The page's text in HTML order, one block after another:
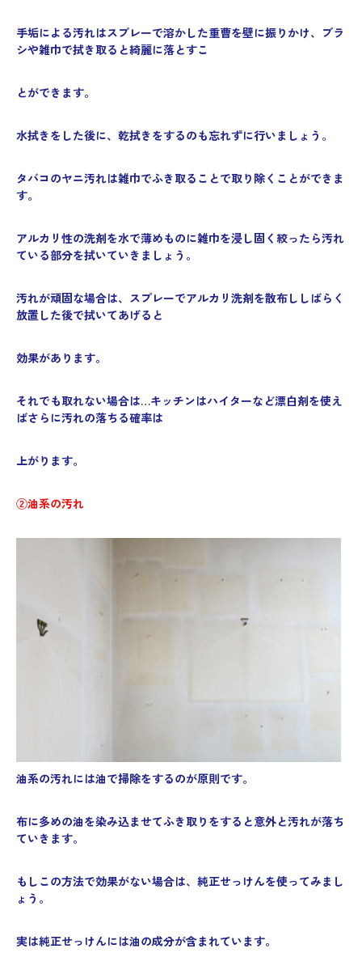
手垢による汚れはスプレーで溶かした重曹を壁に振りかけ、ブラ
シや雑巾で拭き取ると綺麗に落とすこ
とができます。
水拭きをした後に、乾拭きをするのも忘れずに行いましょう 。
タバコのヤニ汚れは雑巾でふき取ることで取り除くことができま
す。
アルカリ性の洗剤を水で薄めものに雑巾を浸し固く絞ったら汚れ
ている部分を拭いていきましょう。
汚れが頑固な場合は、スプレーでアルカリ洗剤を散布ししばらく
放置した後で拭いてあげると
効果があります。
それでも取れない場合は…キッチンはハイターなど漂白剤を使え
ばさらに汚れの落ちる確率は
上がります。
②油系の汚れ
油系の汚れには油で掃除をするのが原則です。
布に多めの油を染み込ませてふき取りをすると意外と汚れが落ち
ていきます。
もしこの方法で効果がない場合は、純正せっけんを使ってみまし
ょう。
実は純正せっけんには油の成分が含まれています。